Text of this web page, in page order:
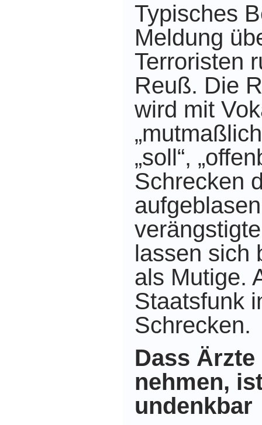
Typisches
Meldung
Terroristen
Reuß. Die
wird mit
„soll“,
Schrecken
lassen sich
als Mutige.
Staatsfunk
Schrecken.
Dass
nehmen,
undenkbar